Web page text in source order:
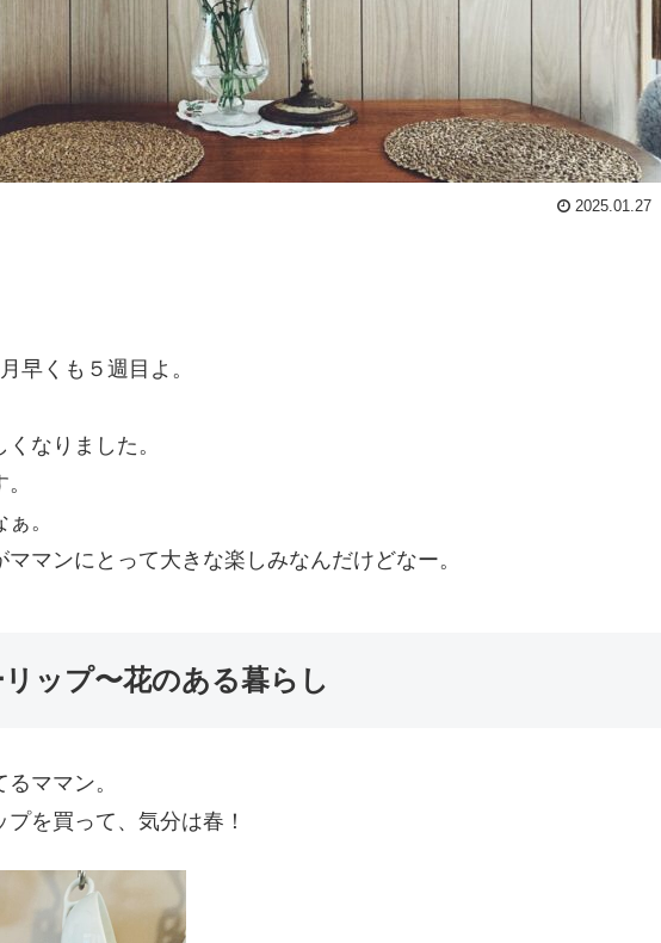
2025.01.27
早くも５週目よ。
なりました。
。
マンにとって大きな楽しみなんだけどなー。
ップ〜花のある暮らし
ママン。
を買って、気分は春！